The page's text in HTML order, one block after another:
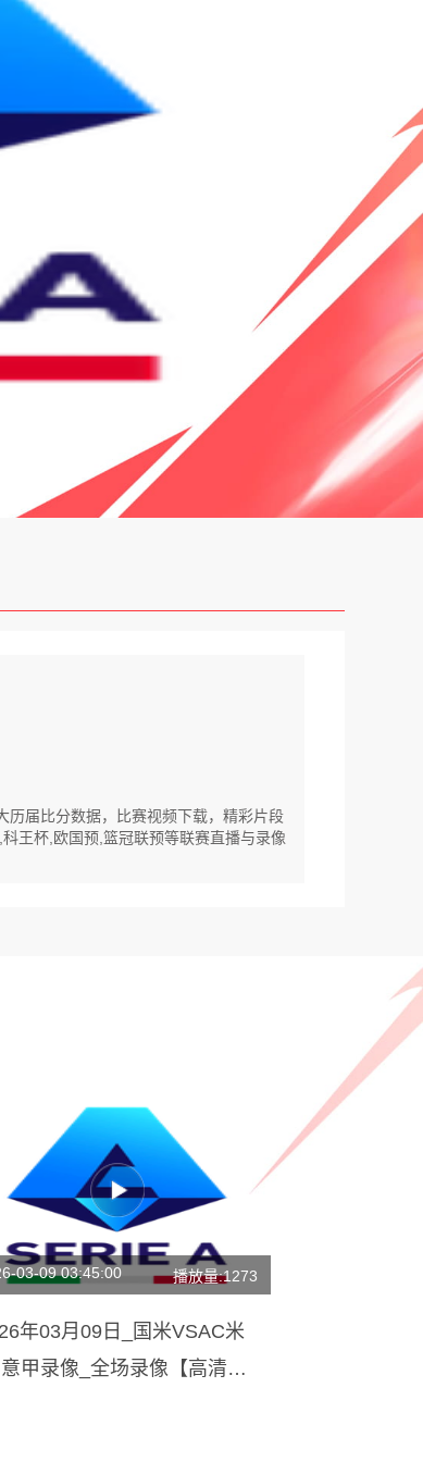
历届比分数据，比赛视频下载，精彩片段
王杯,欧国预,篮冠联预等联赛直播与录像
03-09 03:45:00 播放量:1273
年03月09日_国米VSAC米
甲录像_全场录像【高清回